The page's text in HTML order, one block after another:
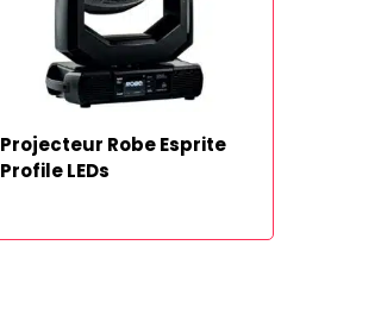
Projecteur Robe Esprite
Profile LEDs